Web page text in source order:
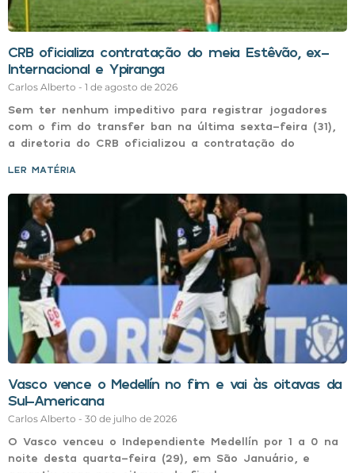
CRB oficializa contratação do meia Estêvão, ex-
Internacional e Ypiranga
Carlos Alberto 1 de agosto de 2026
Sem ter nenhum impeditivo para registrar jogadores
com o fim do transfer ban na última sexta-feira (31),
a diretoria do CRB oficializou a contratação do
LER MATÉRIA »
Vasco vence o Medellín no fim e vai às oitavas da
Sul-Americana
Carlos Alberto 30 de julho de 2026
O Vasco venceu o Independiente Medellín por 1 a 0 na
noite desta quarta-feira (29), em São Januário, e